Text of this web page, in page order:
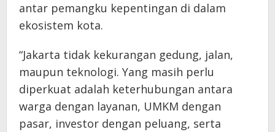
antar pemangku kepentingan di dalam
ekosistem kota.
“Jakarta tidak kekurangan gedung, jalan,
maupun teknologi. Yang masih perlu
diperkuat adalah keterhubungan antara
warga dengan layanan, UMKM dengan
pasar, investor dengan peluang, serta